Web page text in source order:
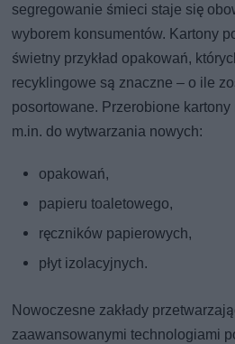
segregowanie śmieci staje się
wyborem konsumentów. Kartony
świetny przykład opakowań,
recyklingowe są znaczne – o ile
posortowane. Przerobione
m.in. do wytwarzania nowych:
opakowań,
papieru toaletowego,
ręczników papierowych,
płyt izolacyjnych.
Nowoczesne zakłady
zaawansowanymi technologiami